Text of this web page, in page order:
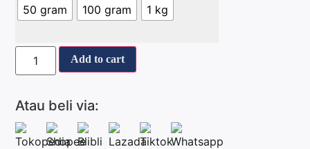
50 gram 100 gram 1 kg
Add to cart
Atau beli via: